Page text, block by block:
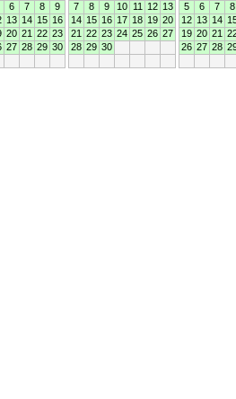
6 7 8
9
13 14 15 16
20 21 22 23
27 28 29 30
7
8 9 10 11 12 13
14 15 16 17 18 19 20
21 22 23 24 25 26 27
28 29 30
5
6 7
8
12 13 14
19 20 21
26 27 28